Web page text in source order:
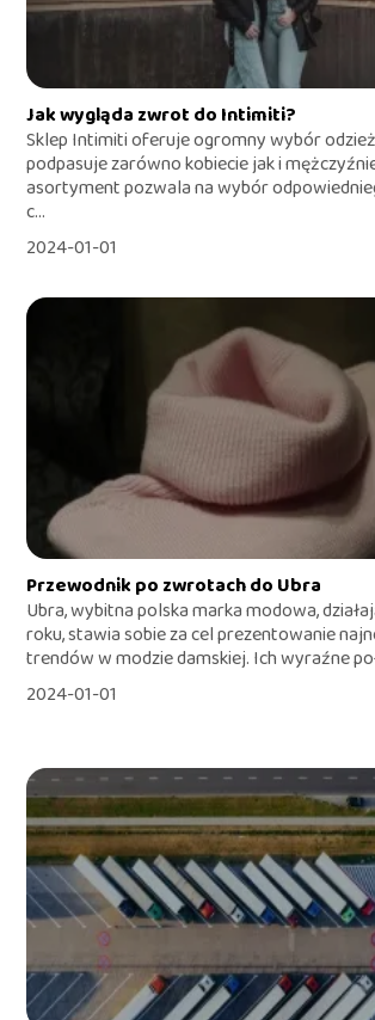
Jak wygląda zwrot do Intimiti?
Sklep Intimiti oferuje ogromny wybór
podpasuje zarówno kobiecie jak i
asortyment pozwala na wybór
c...
2024-01-01
Przewodnik po zwrotach do Ubra
Ubra, wybitna polska marka modowa,
roku, stawia sobie za cel prezentowanie
trendów w modzie damskiej. Ich wyraźne
2024-01-01